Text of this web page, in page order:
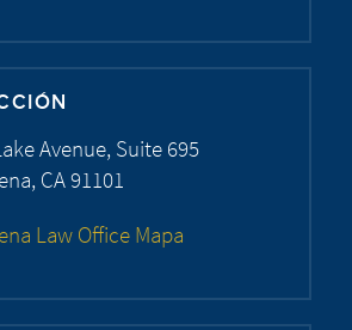
Avenue, Suite 695
CA 91101
Law Office Mapa